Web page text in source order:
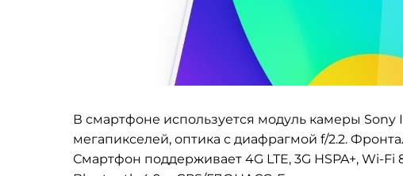
В смартфоне используется модуль камеры Sony
мегапикселей, оптика с диафрагмой f/2.2.
Смартфон поддерживает 4G LTE, 3G HSPA+, Wi-